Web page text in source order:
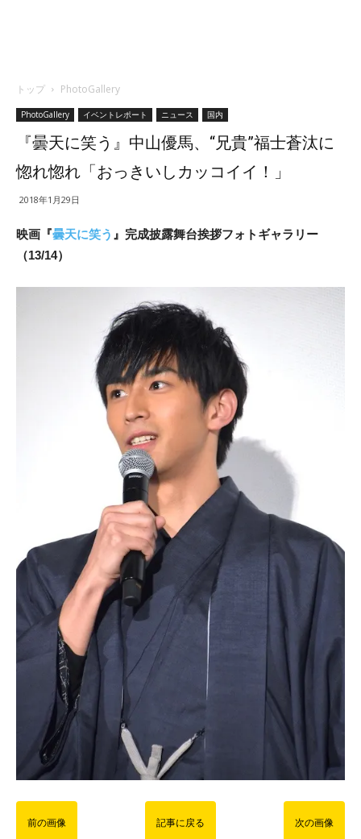
トップ PhotoGallery
PhotoGallery イベントレポート ニュース 国内
『曇天に笑う』中山優馬、“兄貴”福士蒼汰に
惚れ惚れ「おっきいしカッコイイ！」
2018年1月29日
映画『曇天に笑う 』完成披露舞台挨拶フォトギャラリー
（13/14）
前の画像 記事に戻る 次の画像